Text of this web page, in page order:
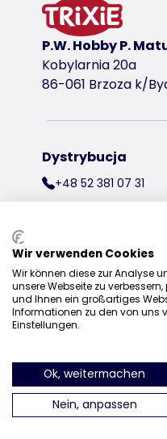
P.W. Hobby P.
Kobylarnia 20a
86-061 Brzoza k/
Dystrybucja
+48 52 381 07 31
znajdź
Wir verwenden Cookies
Wir können diese zur Analyse
unsere Webseite zu
und Ihnen ein großartiges
Informationen zu den von uns
Einstellungen.
Ok, weitermachen
Nein, anpassen